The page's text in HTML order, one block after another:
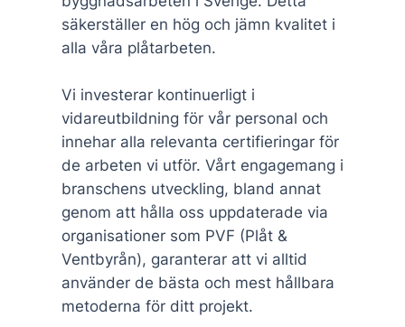
säkerställer en hög och jämn kvalitet i
alla våra plåtarbeten.
Vi investerar kontinuerligt i
vidareutbildning för vår personal och
innehar alla relevanta certifieringar för
de arbeten vi utför. Vårt engagemang i
branschens utveckling, bland annat
genom att hålla oss uppdaterade via
organisationer som PVF (Plåt &
Ventbyrån), garanterar att vi alltid
använder de bästa och mest hållbara
metoderna för ditt projekt.